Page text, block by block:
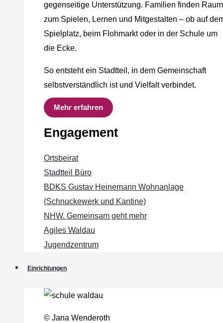
gegenseitige Unterstützung. Familien finden Raum
zum Spielen, Lernen und Mitgestalten – ob auf
Spielplatz, beim Flohmarkt oder in der Schule um
die Ecke.
So entsteht ein Stadtteil, in dem Gemeinschaft
selbstverständlich ist und Vielfalt verbindet.
Mehr erfahren
Engagement
Ortsbeirat
Stadtteil Büro
BDKS Gustav Heinemann Wohnanlage
(Schnuckewerk und Kantine)
NHW. Gemeinsam geht mehr
Agiles Waldau
Jugendzentrum
Einrichtungen
© Jana Wenderoth